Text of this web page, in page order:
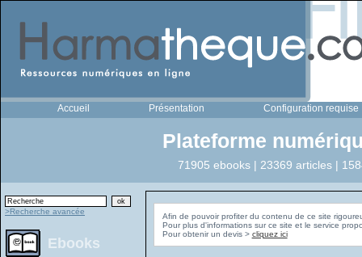
Accueil Présentation Configuration requise
Plateforme
71905 ebooks | 23369 articles |
>Recherche avancée
Ebooks
Afin de pouvoir profiter du contenu de ce site
Pour plus d'informations sur ce site et le service
Pour obtenir un devis > cliquez ici